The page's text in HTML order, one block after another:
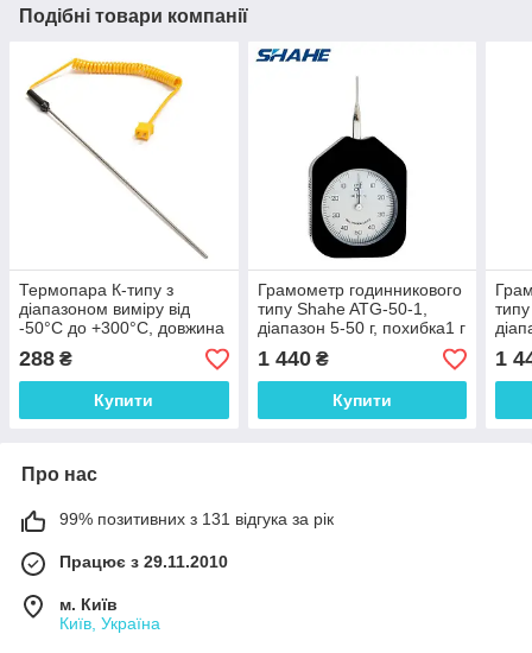
Подібні товари компанії
Термопара К-типу з
діапазоном виміру від
-50°C до +300°C, довжина
сталевого щупа 30 см,
довжина кабелю 1,2м
288 ₴
Купити
Грамометр годинникового
типу Shahe ATG-50-1,
діапазон 5-50 г, похибка1 г
1 440₴
Купити
1
Про нас
99% позитивних з 131 відгука за рік
Працює з 29.11.2010
м. Київ
Київ, Україна